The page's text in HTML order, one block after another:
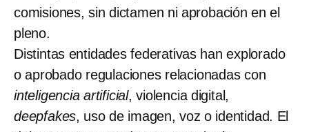
comisiones, sin dictamen ni aprobación en el
pleno.
Distintas entidades federativas han explorado
o aprobado regulaciones relacionadas con
inteligencia artificial, violencia digital,
deepfakes, uso de imagen, voz o identidad. El